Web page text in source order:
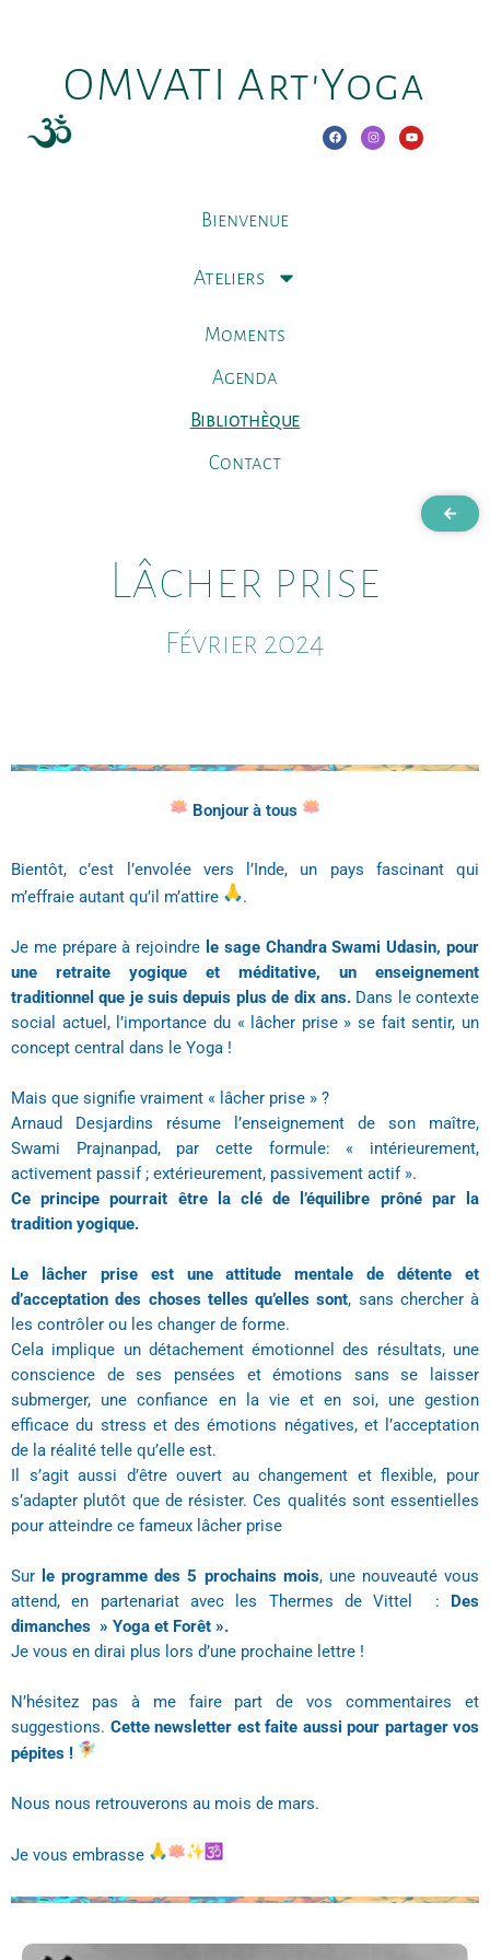
OMVATI Art'Yoga
Bienvenue
Ateliers
Moments
Agenda
Bibliothèque
Contact
Lâcher prise
Février 2024
Bonjour à tous
Bientôt, c’est l’envolée vers l’Inde, un pays fascinant qui
m’effraie autant qu’il m’attire
.
Je me prépare à rejoindre le sage Chandra Swami Udasin, pour
une retraite yogique et méditative, un enseignement
traditionnel que je suis depuis plus de dix ans.Dans le contexte
social actuel, l’importance du « lâcher prise » se fait sentir, un
concept central dans le Yoga !
Mais que signifie vraiment « lâcher prise » ?
Arnaud Desjardins résume l’enseignement de son maître,
Swami Prajnanpad, par cette formule: « intérieurement,
activement passif ; extérieurement, passivement actif ».
Ce principe pourrait être la clé de l’équilibre prôné par la
tradition yogique.
Le lâcher prise est une attitude mentale de détente et
d’acceptation des choses telles qu’elles sont, sans chercher à
les contrôler ou les changer de forme.
Cela implique un détachement émotionnel des résultats, une
conscience de ses pensées et émotions sans se laisser
submerger, une confiance en la vie et en soi, une gestion
efficace du stress et des émotions négatives, et l’acceptation
de la réalité telle qu’elle est.
Il s’agit aussi d’être ouvert au changement et flexible, pour
s’adapter plutôt que de résister. Ces qualités sont essentielles
pour atteindre ce fameux lâcher prise
Sur le programme des 5 prochains mois, une nouveauté vous
attend, en partenariat avec les Thermes de Vittel : Des
dimanches » Yoga et Forêt ».
Je vous en dirai plus lors d’une prochaine lettre !
N’hésitez pas à me faire part de vos commentaires et
suggestions. Cette newsletter est faite aussi pour partager vos
pépites !
Nous nous retrouverons au mois de mars.
Je vous embrasse